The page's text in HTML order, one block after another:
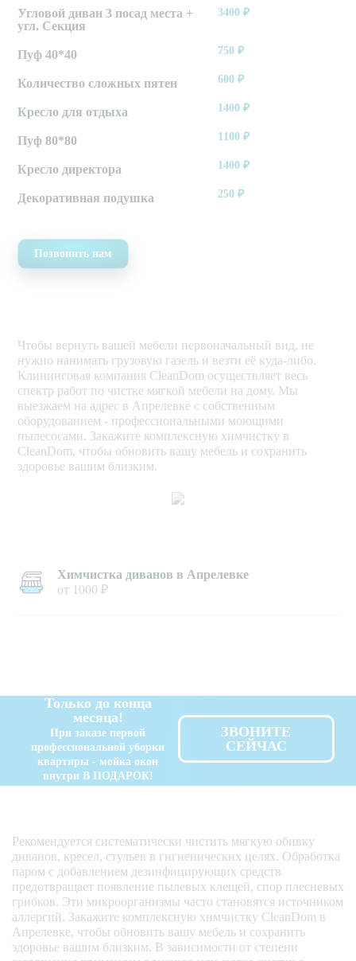
Угловой диван 3 посад места +
угл. Секция
3400 ₽
Пуф 40*40 750 ₽
Количество сложных пятен 600 ₽
Кресло для отдыха 1400 ₽
Пуф 80*80 1100 ₽
Кресло директора 1400 ₽
Декоративная подушка 250 ₽
Позвонить нам
Чтобы вернуть вашей мебели первоначальный вид, не
нужно нанимать грузовую газель и везти её куда-либо.
Клининговая компания CleanDom осуществляет весь
спектр работ по чистке мягкой мебели на дому. Мы
выезжаем на адрес в Апрелевке с собственным
оборудованием - профессиональными моющими
пылесосами. Закажите комплексную химчистку в
CleanDom, чтобы обновить вашу мебель и сохранить
здоровье вашим близким.
Химчистка диванов в Апрелевке
от 1000 ₽
Только до конца
месяца!
При заказе первой
профессиональной уборки
квартиры - мойка окон
внутри В ПОДАРОК!
ЗВОНИТЕ
СЕЙЧАС
Рекомендуется систематически чистить мягкую обивку
диванов, кресел, стульев в гигиенических целях. Обработка
паром с добавлением дезинфицирующих средств
предотвращает появление пылевых клещей, спор плесневых
грибков. Эти микроорганизмы часто становятся источником
аллергий. Закажите комплексную химчистку CleanDom в
Апрелевке, чтобы обновить вашу мебель и сохранить
здоровье вашим близким. В зависимости от степени